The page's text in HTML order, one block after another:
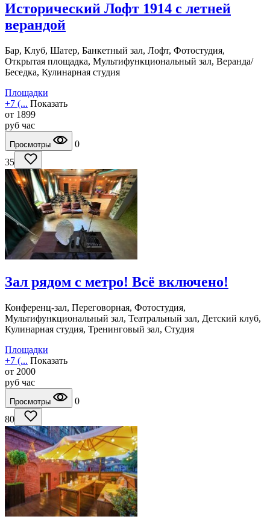
Исторический Лофт 1914 с летней
верандой
Бар, Клуб, Шатер, Банкетный зал, Лофт, Фотостудия,
Открытая площадка, Мультифункциональный зал, Веранда/
Беседка, Кулинарная студия
Площадки
+7 (... Показать
от 1899
руб час
Просмотры
0
35
Зал рядом с метро! Всё включено!
Конференц-зал, Переговорная, Фотостудия,
Мультифункциональный зал, Театральный зал, Детский клуб,
Кулинарная студия, Тренинговый зал, Студия
Площадки
+7 (... Показать
от 2000
руб час
Просмотры
0
80